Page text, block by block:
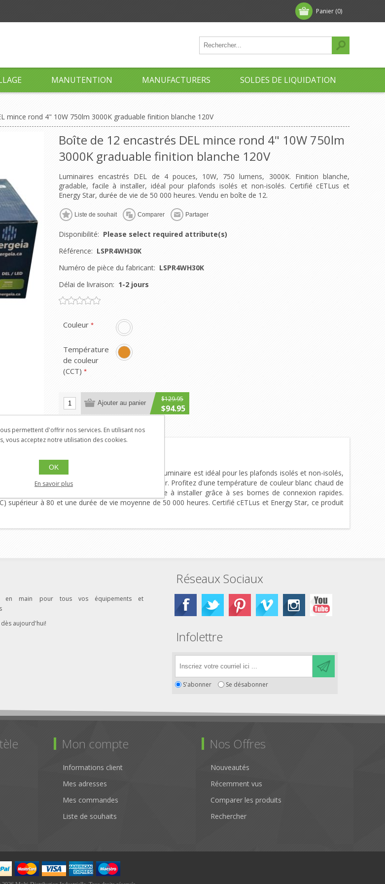
Panier (0)
MANUTENTION MANUFACTURERS SOLDES DE LIQUIDATION
mince rond 4" 10W 750lm 3000K graduable finition blanche 120V
Boîte de 12 encastrés DEL mince rond 4" 10W 750lm
3000K graduable finition blanche 120V
Luminaires encastrés DEL de 4 pouces, 10W, 750 lumens, 3000K. Finition blanche,
gradable, facile à installer, idéal pour plafonds isolés et non-isolés. Certifié cETLus et
Energy Star, durée de vie de 50 000 heures. Vendu en boîte de 12.
Liste de souhait Comparer Partager
Disponibilité: Please select required attribute(s)
Référence: LSPR4WH30K
Numéro de pièce du fabricant: LSPR4WH30K
Délai de livraison: 1-2 jours
Couleur *
Température
de couleur
(CCT) *
Ajouter au panier $129.95
$94.95
de 10W et une luminosité de 750 lumens. Ce luminaire est idéal pour les plafonds isolés et non-isolés,
il s'intègre parfaitement à tout type de décor. Profitez d'une température de couleur blanc chaud de
et écoénergétique, ce plafonnier DEL est facile à installer grâce à ses bornes de connexion rapides.
supérieur à 80 et une durée de vie moyenne de 50 000 heures. Certifié cETLus et Energy Star, ce produit
en main pour tous vos équipements et
aujourd'hui!
Réseaux Sociaux
Infolettre
S'abonner Se désabonner
Mon compte
Informations client
Mes adresses
Mes commandes
Liste de souhaits
Nos Offres
Nouveautés
Récemment vus
Comparer les produits
Rechercher
permettent d'offrir nos services. En utilisant nos
vous acceptez notre utilisation des cookies.
OK
En savoir plus